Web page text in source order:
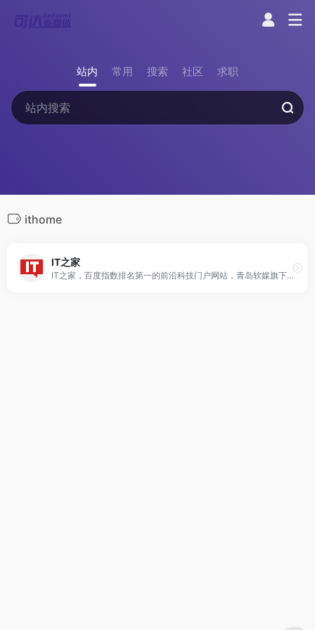
站内 常用 搜索 社区 求职
ithome
IT之家
IT之家，百度指数排名第一的前沿科技门户网站，青岛软媒旗下。快速播报科技行业新闻头条快讯和手机数码产品评测，关注智能车电动车、AR/VR虚拟现实、苹果iOS/iPadOS、鸿蒙OS、谷歌Android、微软Win11/Win10/Win7，紧盯iPhone/iPad、安卓智能设备手机等数码潮流。